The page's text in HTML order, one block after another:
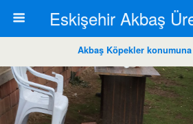
Akbaş Köpekler